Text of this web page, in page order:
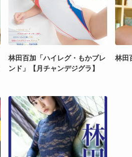
林田百加「ハイレグ・もかブレ
ンド」【月チャンデジグラ】
林田